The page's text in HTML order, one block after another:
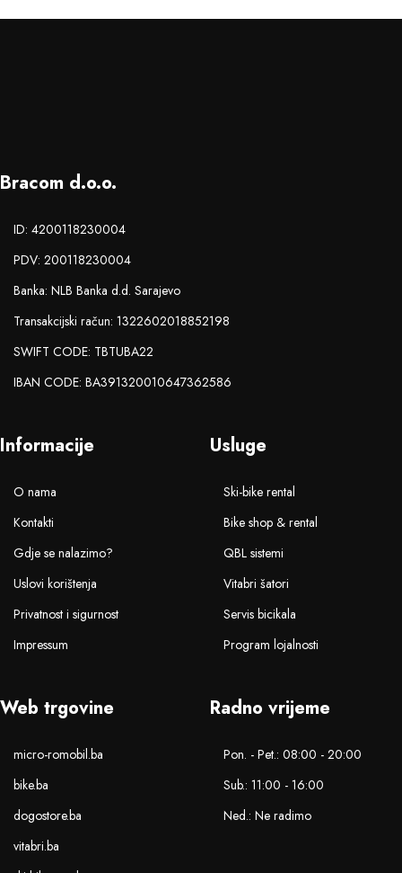
Bracom d.o.o.
ID: 4200118230004
PDV: 200118230004
Banka: NLB Banka d.d. Sarajevo
Transakcijski račun: 1322602018852198
SWIFT CODE: TBTUBA22
IBAN CODE: BA391320010647362586
Informacije
O nama
Kontakti
Gdje se nalazimo?
Uslovi korištenja
Privatnost i sigurnost
Impressum
Usluge
Ski-bike rental
Bike shop & rental
QBL sistemi
Vitabri šatori
Servis bicikala
Program lojalnosti
Web trgovine
micro-romobil.ba
bike.ba
dogostore.ba
vitabri.ba
Radno vrijeme
Pon. - Pet.: 08:00 - 20:00
Sub.: 11:00 - 16:00
Ned.: Ne radimo